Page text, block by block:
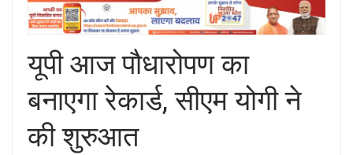
यूपी आज पौधारोपण का
बनाएगा रेकार्ड, सीएम योगी ने
की शुरुआत